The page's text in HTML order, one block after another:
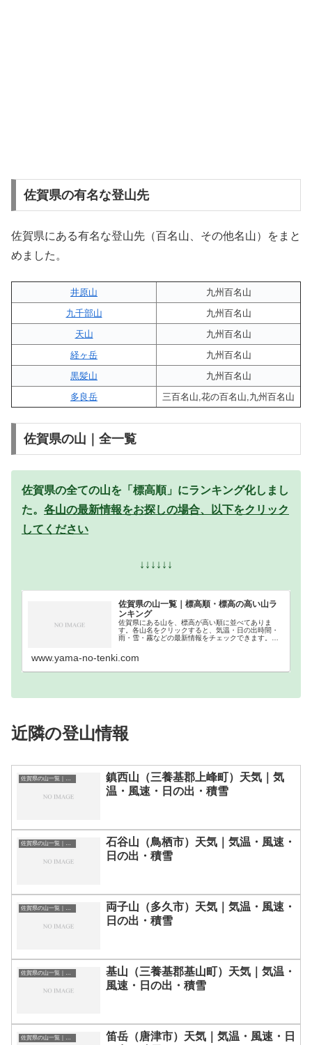
佐賀県の有名な登山先
佐賀県にある有名な登山先（百名山、その他名山）をまと
めました。
井原山
九州百名山
九千部山
九州百名山
天山
九州百名山
経ヶ岳
九州百名山
黒髪山
九州百名山
多良岳
三百名山,花の百名山,九州百名山
佐賀県の山｜全一覧
佐賀県の全ての山を「標高順」にランキング化しまし
た。 各山の最新情報をお探しの場合、以下をクリック
してください
↓↓↓↓↓↓
佐賀県の山一覧｜標高順・標高の高い山ラ
ンキング
佐賀県にある山を、標高が高い順に並べてありま
す。各山名をクリックすると、気温・日の出時間・
雨・雪・霧などの最新情報をチェックできます。佐
www.yama-no-tenki.com
近隣の登山情報
佐賀県の山一覧｜標高順・標高の高い山ランキング
鎮西山（三養基郡上峰町）天気｜気
温・風速・日の出・積雪
佐賀県の山一覧｜標高順・標高の高い山ランキング
石谷山（鳥栖市）天気｜気温・風速・
日の出・積雪
佐賀県の山一覧｜標高順・標高の高い山ランキング
両子山（多久市）天気｜気温・風速・
日の出・積雪
基山（三養基郡基山町）天気｜気温・
風速・日の出・積雪
笛岳（唐津市）天気｜気温・風速・日